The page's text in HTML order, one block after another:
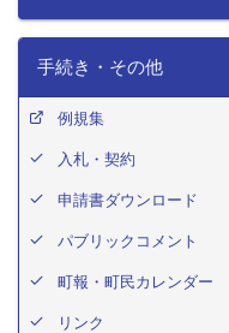
手続き・その他
例規集
入札・契約
申請書ダウンロード
パブリックコメント
町報・町民カレンダー
リンク